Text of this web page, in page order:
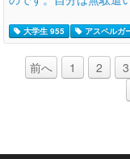
大学生 955 アスペルガ
前へ 1 2 3